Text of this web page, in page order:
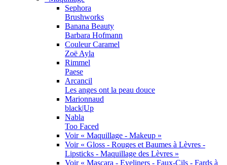
Sephora
Brushworks
Banana Beauty
Barbara Hofmann
Couleur Caramel
Zoë Ayla
Rimmel
Paese
Arcancil
Les anges ont la peau douce
Marionnaud
black|Up
Nabla
Too Faced
Voir « Maquillage - Makeup »
Voir « Gloss - Rouges et Baumes à Lèvres -
Lipsticks - Maquillage des Lèvres »
Voir « Mascara - Eyeliners - Faux-Cils - Fards à